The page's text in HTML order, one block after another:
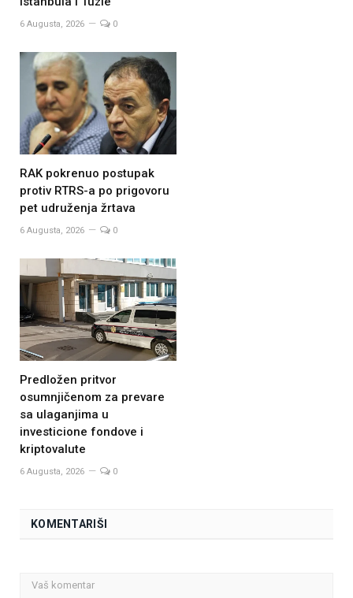
6 Augusta, 2026 0
RAK pokrenuo postupak
protiv RTRS-a po prigovoru
pet udruženja žrtava
6 Augusta, 2026 0
Predložen pritvor
osumnjičenom za prevare
sa ulaganjima u
investicione fondove i
kriptovalute
6 Augusta, 2026 0
KOMENTARIŠI